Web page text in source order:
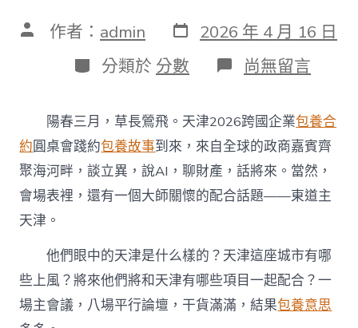
文 作者： admin 發
表
日
期
2026 年 4 月 16 日
分
類
分類於 分數 在
〈浩
跨
國
企
業
來
津，
圍
專
包
養
網
尚無留言
陽春三月，草長鶯飛。天津2026跨國企業包養合
約圓桌會踐約包養故事到來，來自全球的政商嘉賓齊
聚海河畔，談立異，說AI，聊財產，話將來。當然，
會場表裡，還有一個大師關懷的配合話題——東道主
天津。
他們眼中的天津是什么樣的？天津這座城市有哪
些上風？將來他們將和天津有哪些項目一起配合？一
場主會議，八場平行論壇，干貨滿滿，結果包養意思